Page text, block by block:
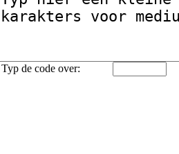
Typ de code over: